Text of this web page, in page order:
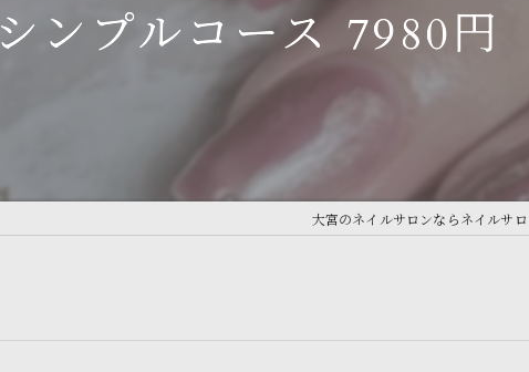
ニュアンス
ブライダル
シンプルコース 7980円
大宮のネイルサロンならネイルサ